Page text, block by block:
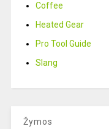
Coffee
Heated Gear
Pro Tool Guide
Slang
Žymos